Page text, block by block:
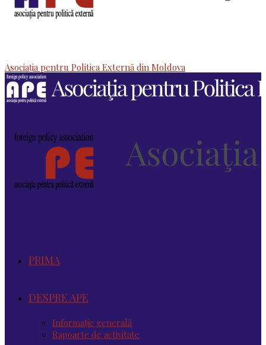
Asociaţia pentru Politica Externă din Moldova
PRIMA
DESPRE APE
Informație generală
Rapoarte de activitate